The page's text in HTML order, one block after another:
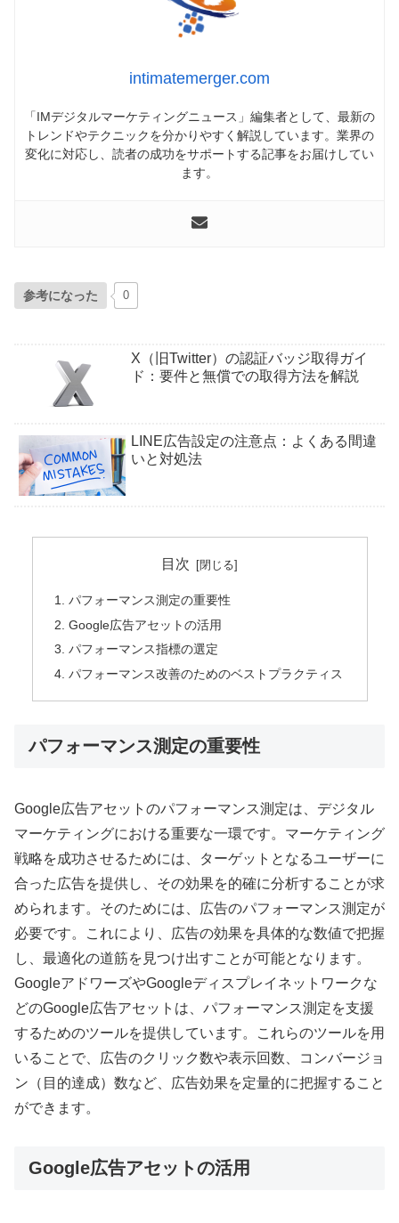
intimatemerger.com
「IMデジタルマーケティングニュース」編集者として、最新の
トレンドやテクニックを分かりやすく解説しています。業界の
変化に対応し、読者の成功をサポートする記事をお届けしてい
ます。
参考になった 0
X（旧Twitter）の認証バッジ取得ガイ
ド：要件と無償での取得方法を解説
LINE広告設定の注意点：よくある間違
いと対処法
目次
パフォーマンス測定の重要性
Google広告アセットの活用
パフォーマンス指標の選定
パフォーマンス改善のためのベストプラクティス
パフォーマンス測定の重要性
Google広告アセットのパフォーマンス測定は、デジタル
マーケティングにおける重要な一環です。マーケティング
戦略を成功させるためには、ターゲットとなるユーザーに
合った広告を提供し、その効果を的確に分析することが求
められます。そのためには、広告のパフォーマンス測定が
必要です。これにより、広告の効果を具体的な数値で把握
し、最適化の道筋を見つけ出すことが可能となります。
GoogleアドワーズやGoogleディスプレイネットワークな
どのGoogle広告アセットは、パフォーマンス測定を支援
するためのツールを提供しています。これらのツールを用
いることで、広告のクリック数や表示回数、コンバージョ
ン（目的達成）数など、広告効果を定量的に把握すること
ができます。
Google広告アセットの活用